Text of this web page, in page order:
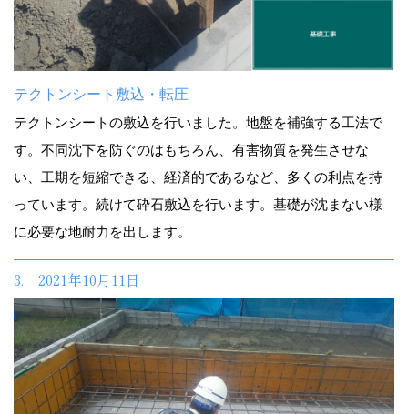
テクトンシート敷込・転圧
テクトンシートの敷込を行いました。地盤を補強する工法で
す。不同沈下を防ぐのはもちろん、有害物質を発生させな
い、工期を短縮できる、経済的であるなど、多くの利点を持
っています。続けて砕石敷込を行います。基礎が沈まない様
に必要な地耐力を出します。
3. 2021年10月11日